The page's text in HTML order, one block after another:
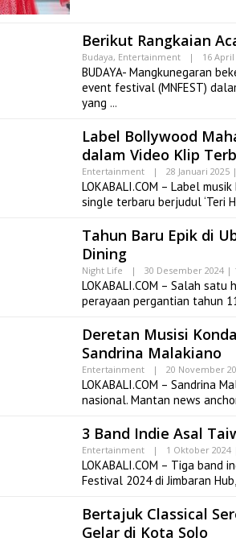
Berikut Rangkaian
Budaya, Entertainment | 16
BUDAYA- Mangkunegaran
event festival (MNFEST)
yang
Label Bollywood
dalam Video Klip
Entertainment | 28 Januari 2025
LOKABALI.COM – Label
single terbaru berjudul ‘Teri
Tahun Baru Epik di
Dining
Night Life | 30 Desember 2024 |
LOKABALI.COM – Salah
perayaan pergantian tahun
Deretan Musisi
Sandrina Malakiano
Entertainment | 20 November
LOKABALI.COM – Sandrina
nasional. Mantan news
3 Band Indie Asal
Entertainment | 1 Oktober 2024
LOKABALI.COM – Tiga band
Festival 2024 di Jimbaran
Bertajuk Classical
Gelar di Kota Solo